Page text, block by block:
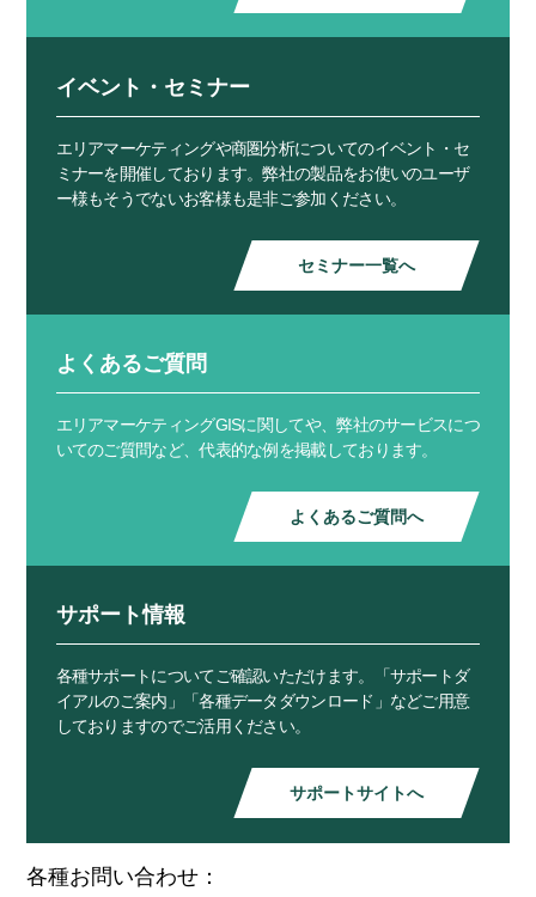
イベント・セミナー
エリアマーケティングや商圏分析についてのイベント・セ
ミナーを開催しております。弊社の製品をお使いのユーザ
ー様もそうでないお客様も是非ご参加ください。
セミナー一覧へ
よくあるご質問
エリアマーケティングGISに関してや、弊社のサービスにつ
いてのご質問など、代表的な例を掲載しております。
よくあるご質問へ
サポート情報
各種サポートについてご確認いただけます。「サポートダ
イアルのご案内」「各種データダウンロード」などご用意
しておりますのでご活用ください。
サポートサイトへ
各種お問い合わせ：